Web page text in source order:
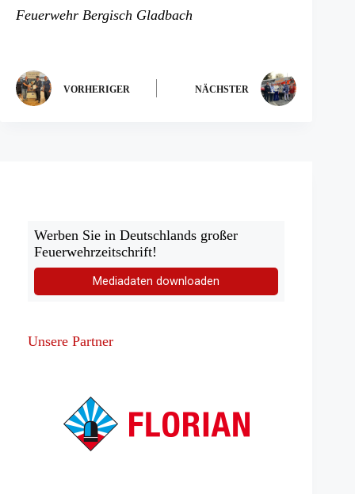
Feuerwehr Bergisch Gladbach
VORHERIGER NÄCHSTER
Werben Sie in Deutschlands großer
Feuerwehrzeitschrift!
Mediadaten downloaden
Unsere Partner